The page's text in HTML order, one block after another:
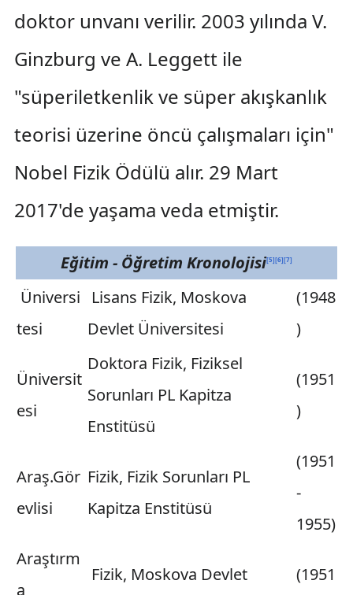
doktor unvanı verilir. 2003 yılında V.
Ginzburg ve A. Leggett ile
"süperiletkenlik ve süper akışkanlık
teorisi üzerine öncü çalışmaları için"
Nobel Fizik Ödülü alır. 29 Mart
2017'de yaşama veda etmiştir.
Eğitim - Öğretim Kronolojisi[5][6][7]
Üniversi
tesi
Lisans Fizik, Moskova
Devlet Üniversitesi
(1948
)
Üniversit
esi
Doktora Fizik, Fiziksel
Sorunları PL Kapitza
Enstitüsü
(1951
)
Araş.Gör
evlisi
Fizik, Fizik Sorunları PL
Kapitza Enstitüsü
(1951
-
1955)
Araştırm
a
Fizik, Moskova Devlet (1951